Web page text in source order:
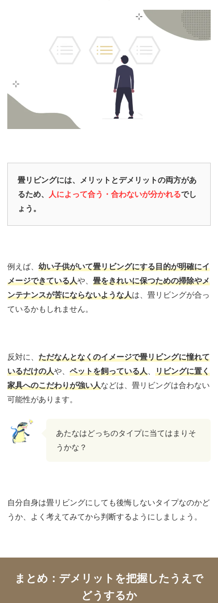
畳リビングには、メリットとデメリットの両方があ
るため、 人によって合う・合わないが分かれるでし
ょう。
例えば、 幼い子供がいて畳リビングにする目的が明確にイ
メージできている人や、 畳をきれいに保つための掃除やメ
ンテナンスが苦にならないような人は、畳リビングが合っ
ているかもしれません。
反対に、 ただなんとなくのイメージで畳リビングに憧れて
いるだけの人や、 ペットを飼っている人、 リビングに置く
家具へのこだわりが強い人などは、畳リビングは合わない
可能性があります。
あたなはどっちのタイプに当てはまりそ
うかな？
自分自身は畳リビングにしても後悔しないタイプなのかど
うか、よく考えてみてから判断するようにしましょう。
まとめ：デメリットを把握したうえで
どうするか